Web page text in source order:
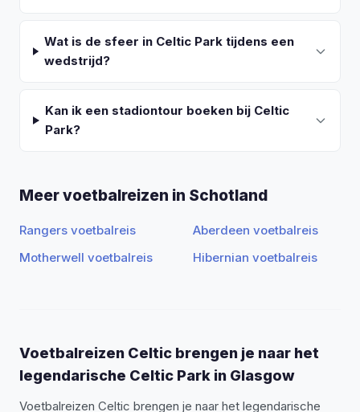
Wat is de sfeer in Celtic Park tijdens een
wedstrijd?
Kan ik een stadiontour boeken bij Celtic
Park?
Meer voetbalreizen in Schotland
Rangers voetbalreis
Aberdeen voetbalreis
Motherwell voetbalreis
Hibernian voetbalreis
Voetbalreizen Celtic brengen je naar het
legendarische Celtic Park in Glasgow
Voetbalreizen Celtic brengen je naar het legendarische